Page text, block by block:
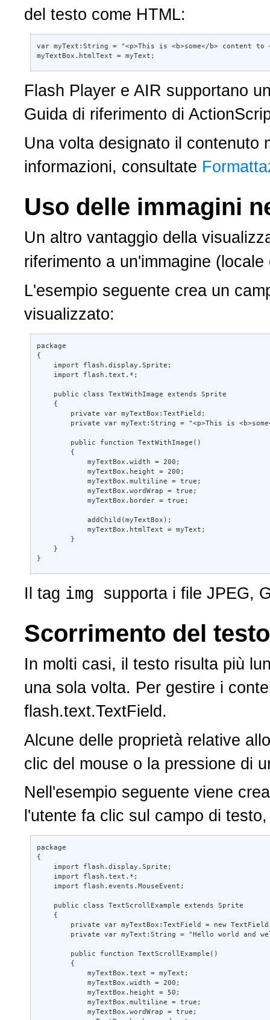
del testo come HTML:
var myText:String = "<p>This is <b>some</b> content to
myTextBox.htmlText = myText;
Flash Player e AIR supportano un
Guida di riferimento di ActionScript
Una volta designato il contenuto
informazioni, consultate
Uso delle immagini
Un altro vantaggio della
riferimento a un'immagine (locale o
L'esempio seguente crea un
visualizzato:
package
    import flash.display.Sprite;
    import flash.text.*;
    public class TextWithImage extends Sprite
        private var myTextBox:TextField;
private var myText:String = "<p>This is <b>some</b>
        public function TextWithImage()
            myTextBox.width = 200;
            myTextBox.height = 200;
            myTextBox.multiline = true;
            myTextBox.wordWrap = true;
            myTextBox.border = true;
            addChild(myTextBox);
            myTextBox.htmlText = myText;
Il tagimgsupporta i file JPEG,
Scorrimento del testo
In molti casi, il testo risulta più
una sola volta. Per gestire i
flash.text.TextField.
Alcune delle proprietà relative allo
clic del mouse o la pressione di un
Nell'esempio seguente viene
l'utente fa clic sul campo di testo, il
package
    import flash.display.Sprite;
    import flash.text.*;
    import flash.events.MouseEvent;
    public class TextScrollExample extends Sprite
        private var myTextBox:TextField = new TextField();
private var myText:String = "Hello world and
        public function TextScrollExample()
            myTextBox.text = myText;
            myTextBox.width = 200;
            myTextBox.height = 50;
            myTextBox.multiline = true;
            myTextBox.wordWrap = true;